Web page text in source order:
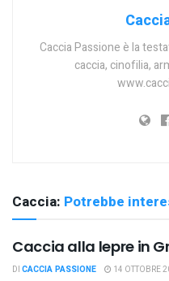
Caccia Passione è la
caccia, cinofilia,
Caccia: Potrebbe
Caccia alla lepre in
DI CACCIA PASSIONE 14 OTTOBRE